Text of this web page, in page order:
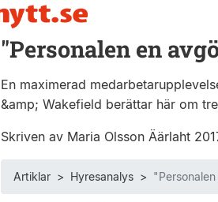
"Personalen en
En maximerad
&amp; Wakefield berättar här om
Skriven av Maria Olsson Äärlaht
Artiklar> Hyresanalys>